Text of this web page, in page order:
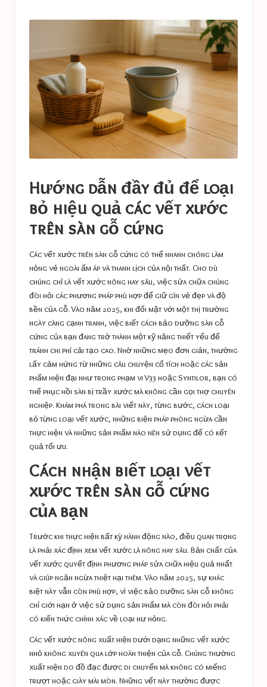
s
u
c
e
s
Hướng dẫn đầy đủ để loại
bỏ hiệu quả các vết xước
trên sàn gỗ cứng
Các vết xước trên sàn gỗ cứng có thể nhanh chóng làm
hỏng vẻ ngoài ấm áp và thanh lịch của nội thất. Cho dù
chúng chỉ là vết xước nông hay sâu, việc sửa chữa chúng
đòi hỏi các phương pháp phù hợp để giữ gìn vẻ đẹp và độ
bền của gỗ. Vào năm 2025, khi đối mặt với một thị trường
ngày càng cạnh tranh, việc biết cách bảo dưỡng sàn gỗ
cứng của bạn đang trở thành một kỹ năng thiết yếu để
tránh chi phí cải tạo cao. Nhờ những mẹo đơn giản, thường
lấy cảm hứng từ những câu chuyện cổ tích hoặc các sản
phẩm hiện đại như trong phạm vi V33 hoặc Syntilor, bạn có
thể phục hồi sàn bị trầy xước mà không cần gọi thợ chuyên
nghiệp. Khám phá trong bài viết này, từng bước, cách loại
bỏ từng loại vết xước, những biện pháp phòng ngừa cần
thực hiện và những sản phẩm nào nên sử dụng để có kết
quả tối ưu.
Cách nhận biết loại vết
xước trên sàn gỗ cứng
của bạn
Trước khi thực hiện bất kỳ hành động nào, điều quan trọng
là phải xác định xem vết xước là nông hay sâu. Bản chất của
vết xước quyết định phương pháp sửa chữa hiệu quả nhất
và giúp ngăn ngừa thiệt hại thêm. Vào năm 2025, sự khác
biệt này vẫn còn phù hợp, vì việc bảo dưỡng sàn gỗ không
chỉ giới hạn ở việc sử dụng sản phẩm mà còn đòi hỏi phải
có kiến ​​thức chính xác về loại hư hỏng.
Các vết xước nông xuất hiện dưới dạng những vết xước
nhỏ không xuyên qua lớp hoàn thiện của gỗ. Chúng thường
xuất hiện do đồ đạc được di chuyển mà không có miếng
trượt hoặc giày mài mòn. Những vết này thường được